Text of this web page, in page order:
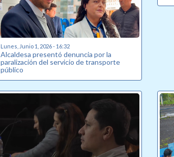
Lunes, Junio 1, 2026 - 16:32
Alcaldesa presentó denuncia por la
paralización del servicio de transporte
público